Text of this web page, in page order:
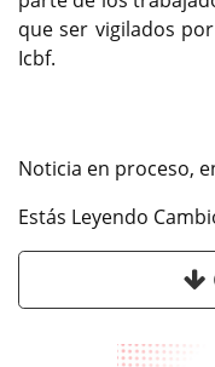
que ser vigilados
Icbf.
Noticia en proceso,
Estás Leyendo